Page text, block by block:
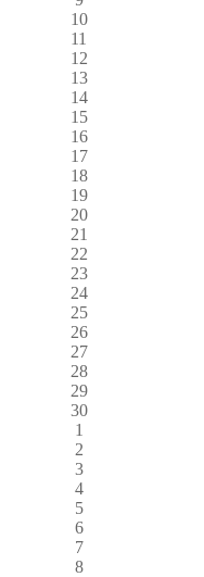
10
11
12
13
14
15
16
17
18
19
20
21
22
23
24
25
26
27
28
29
30
1
2
3
4
5
6
7
8